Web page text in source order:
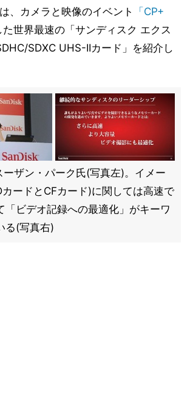
、カメラと映像のイベント
「CP+
た世界最速の「サンディスク エクス
SDXC UHS-IIカード」を紹介し
ザン・パーク氏(写真左)。イメー
ードとCFカード)に関しては高速で
「ビデオ記録への最適化」がキーワ
る(写真右)